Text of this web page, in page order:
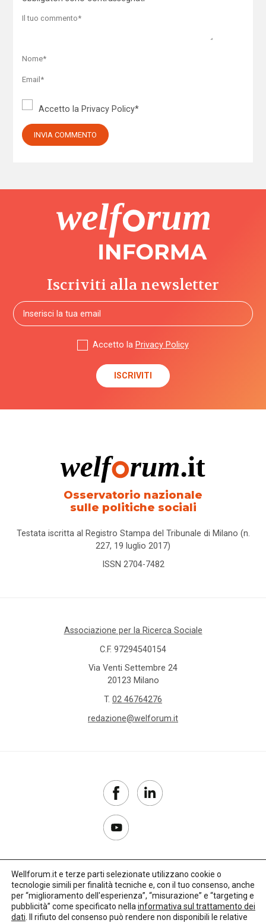
Accetto la Privacy Policy*
Iscriviti alla newsletter
Accetto la Privacy Policy
Osservatorio nazionale
sulle politiche sociali
Testata iscritta al Registro Stampa del Tribunale di Milano (n.
227, 19 luglio 2017)
ISSN 2704-7482
Associazione per la Ricerca Sociale
C.F. 97294540154
Via Venti Settembre 24
20123 Milano
T. 02 46764276
redazione@welforum.it
Copyright 2017–2026
Privacy Policy
Wellforum.it e terze parti selezionate utilizzano cookie o
tecnologie simili per finalità tecniche e, con il tuo consenso, anche
per “miglioramento dell'esperienza”, “misurazione” e “targeting e
pubblicità” come specificato nella informativa sul trattamento dei
dati . Il rifiuto del consenso può rendere non disponibili le relative